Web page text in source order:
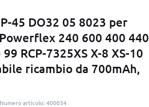
45 DO32 05 8023 per
240 600 400 440
RCP-7325XS X-8 XS-10
ricambio da 700mAh,
Numero articolo: 400034